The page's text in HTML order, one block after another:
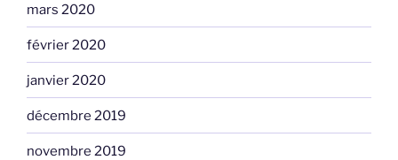
mars 2020
février 2020
janvier 2020
décembre 2019
novembre 2019